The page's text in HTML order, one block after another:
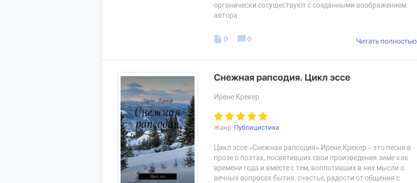
органически сосуществуют с созданными воображением
автора.
0 0 Читать полностью
Снежная рапсодия. Цикл эссе
Ирене Крекер
Жанр: Публицистика
Цикл эссе «Снежная рапсодия» Ирене Крекер – это песня в
прозе о поэтах, посвятивших свои произведения зиме как
времени года и вместе с тем, воплотивших в них мысли о
вечных вопросах бытия: счастье, радости от общения с